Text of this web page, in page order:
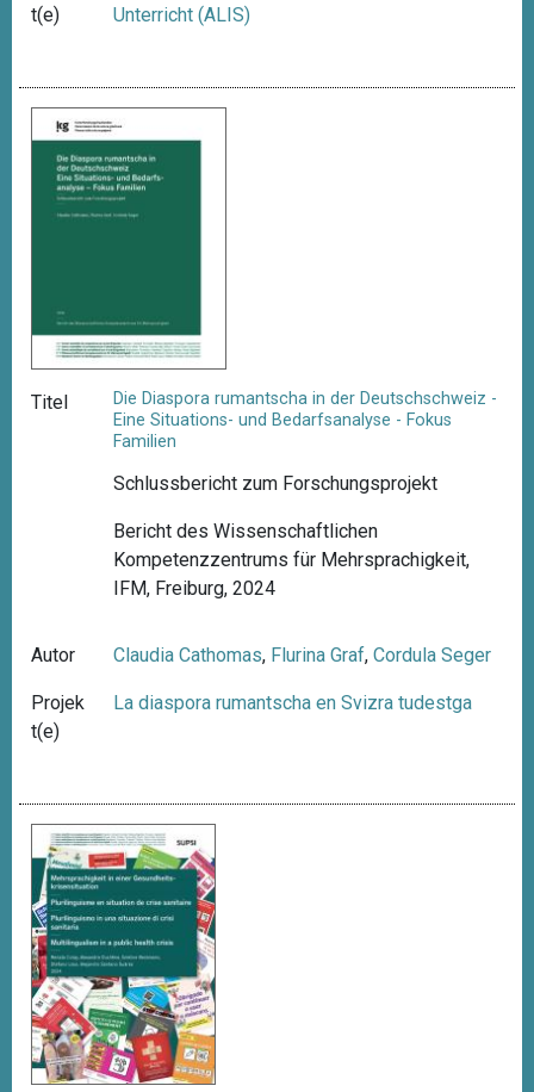
t(e) Unterricht (ALIS)
Titel
Die Diaspora rumantscha in der Deutschschweiz -
Eine Situations- und Bedarfsanalyse - Fokus
Familien
Schlussbericht zum Forschungsprojekt
Bericht des Wissenschaftlichen
Kompetenzzentrums für Mehrsprachigkeit,
IFM, Freiburg, 2024
Autor Claudia Cathomas, Flurina Graf,Cordula Seger
Projek
t(e)
La diaspora rumantscha en Svizra tudestga